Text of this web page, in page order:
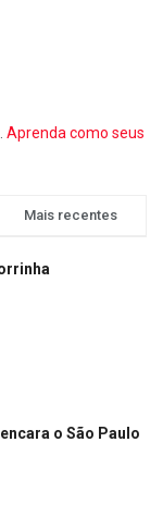
Aprenda como seus
Mais recentes
o São Paulo